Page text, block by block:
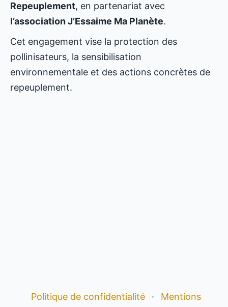
Repeuplement, en partenariat avec
l’association J’Essaime Ma Planète.
Cet engagement vise la protection des
pollinisateurs, la sensibilisation
environnementale et des actions concrètes de
repeuplement.
Politique de confidentialité ·
Mentions